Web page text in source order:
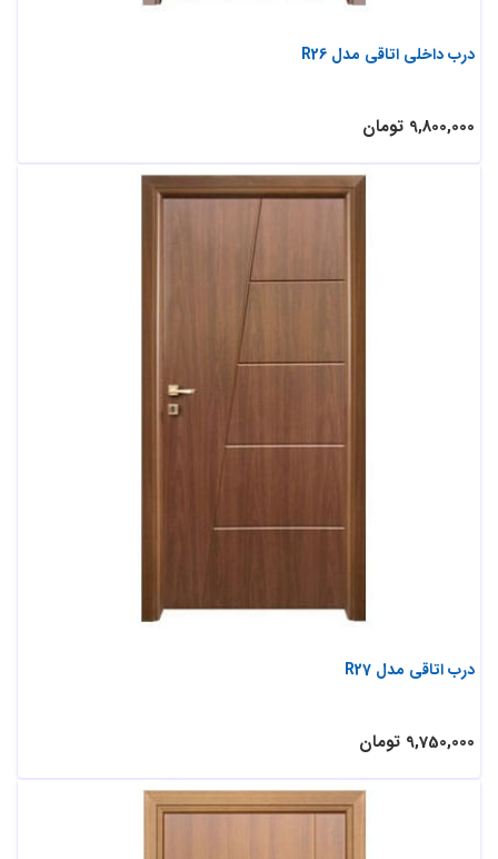
درب داخلی اتاقی مدل R26
9,800,000 تومان
درب اتاقی مدل R27
9,750,000 تومان